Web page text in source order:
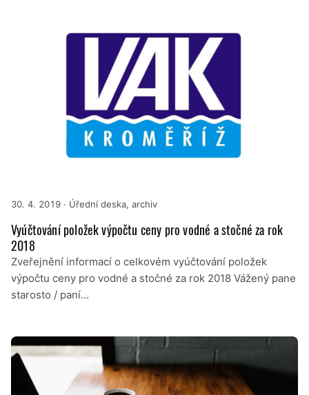
30. 4. 2019 · Úřední deska, archiv
Vyúčtování položek výpočtu ceny pro vodné a stočné za rok
2018
Zveřejnění informací o celkovém vyúčtování položek
výpočtu ceny pro vodné a stočné za rok 2018 Vážený pane
starosto / paní…